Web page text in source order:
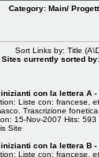
Category: Main/
Sort Links by: Title (A\
Sites currently sorted
con la lettera A -
Liste con: francese,
Trascrizione fonetica
15-Nov-2007 Hits: 593
Site
con la lettera B -
Liste con: francese,